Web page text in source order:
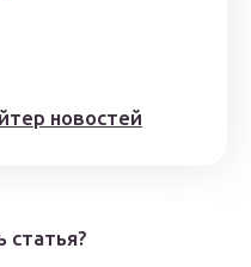
новостей
статья?